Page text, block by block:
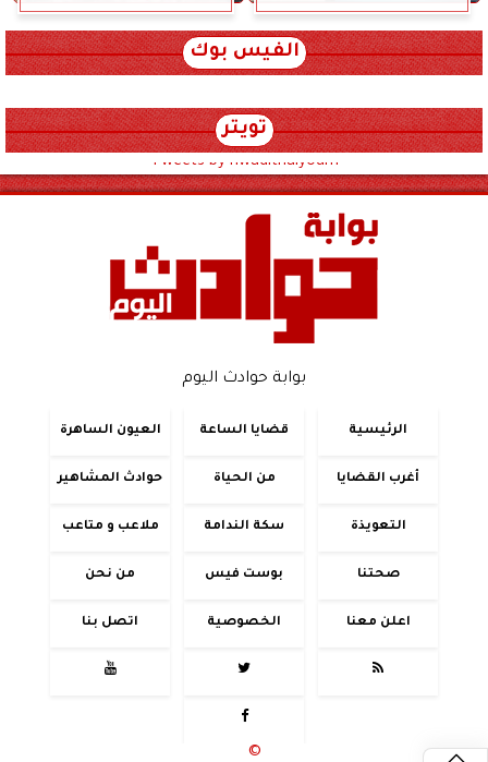
الفيس بوك
تويتر
Tweets by hwadithalyoum
بوابة حوادث اليوم
الرئيسية قضايا الساعة العيون الساهرة
أغرب القضايا من الحياة حوادث المشاهير
التعويذة سكة الندامة ملاعب و متاعب
صحتنا بوست فيس من نحن
اعلن معنا الخصوصية اتصل بنا




جميع الحقوق محفوظة ©